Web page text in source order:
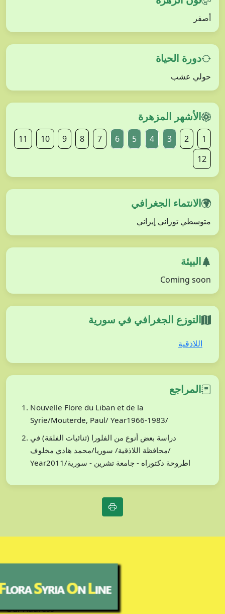
أصفر
دورة الحياة
حولي عشب
الأشهر المزهرة
1
2
3
4
5
6
7
8
9
10
11
12
الانتماء الجغرافي
متوسطي توراني إيراني
البيئة
Coming soon
التوزع الجغرافي في سورية
اللاذقية
المراجع
Nouvelle Flore du Liban et de la
Syrie/Mouterde, Paul/ Year1966-1983/
دراسة بعض أنوع من الفلورا (ثنائيات الفلقة) في
محافظة اللاذقية/ سوريا/محمد هادي مخلوف/
Year2011/اطروحة دكتوراه - جامعة تشرين - سورية
Our Address